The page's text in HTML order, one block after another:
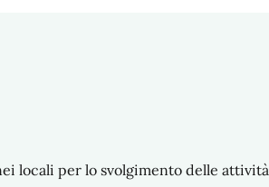
locali per lo svolgimento delle attività